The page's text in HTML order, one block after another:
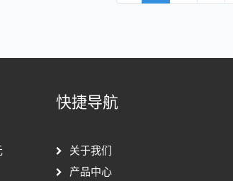
快捷导航
关于我们
产品中心